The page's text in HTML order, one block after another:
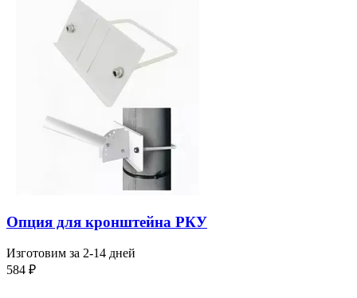
Опция для кронштейна РКУ
Изготовим за 2-14 дней
584 ₽